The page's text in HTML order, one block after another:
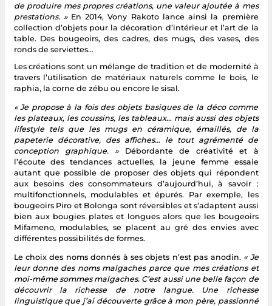
de produire mes propres créations, une valeur ajoutée à mes
prestations. » En 2014, Vony Rakoto lance ainsi la première
collection d’objets pour la décoration d’intérieur et l’art de la
table. Des bougeoirs, des cadres, des mugs, des vases, des
ronds de serviettes…
Les créations sont un mélange de tradition et de modernité à
travers l’utilisation de matériaux naturels comme le bois, le
raphia, la corne de zébu ou encore le sisal.
« Je propose à la fois des objets basiques de la déco comme
les plateaux, les coussins, les tableaux… mais aussi des objets
lifestyle tels que les mugs en céramique, émaillés, de la
papeterie décorative, des affiches… le tout agrémenté de
conception graphique. »Débordante de créativité et à
l’écoute des tendances actuelles, la jeune femme essaie
autant que possible de proposer des objets qui répondent
aux besoins des consommateurs d’aujourd’hui, à savoir :
multifonctionnels, modulables et épurés. Par exemple, les
bougeoirs Piro et Bolonga sont réversibles et s’adaptent aussi
bien aux bougies plates et longues alors que les bougeoirs
Mifameno, modulables, se placent au gré des envies avec
différentes possibilités de formes.
Le choix des noms donnés à ses objets n’est pas anodin. « Je
leur donne des noms malgaches parce que mes créations et
moi-même sommes malgaches. C’est aussi une belle façon de
découvrir la richesse de notre langue. Une richesse
linguistique que j’ai découverte grâce à mon père, passionné